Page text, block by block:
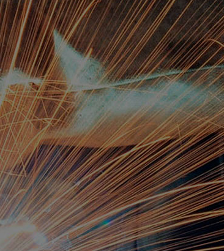
+375 232 92-74-75
(ПЛАНОВО-ЭКОНОМИЧЕСКОЕ БЮРО)
+375 232 92-74-79
(ОТДЕЛ КАДРОВ)